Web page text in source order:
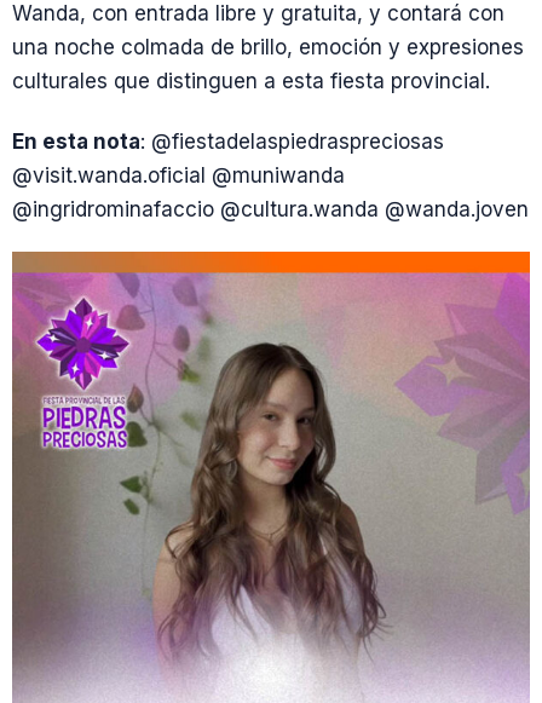
Wanda, con entrada libre y gratuita, y contará con
una noche colmada de brillo, emoción y expresiones
culturales que distinguen a esta fiesta provincial.
En esta nota: @fiestadelaspiedraspreciosas
@visit.wanda.oficial @muniwanda
@ingridrominafaccio @cultura.wanda @wanda.joven